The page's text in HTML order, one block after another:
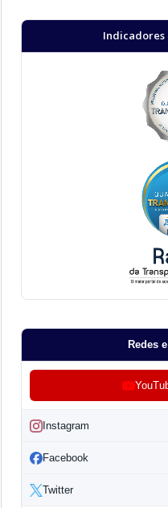
Indicadores
Redes
Instagram
Facebook
Twitter